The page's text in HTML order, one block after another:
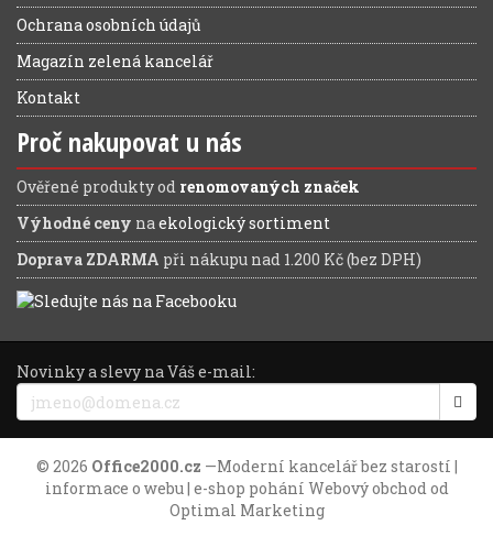
Ochrana osobních údajů
Magazín zelená kancelář
Kontakt
Proč nakupovat u nás
Ověřené produkty od renomovaných značek
Výhodné ceny na ekologický sortiment
Doprava ZDARMA při nákupu nad 1.200 Kč (bez DPH)
Novinky a slevy na Váš e-mail:
© 2026 Office2000.cz —Moderní kancelář bez starostí |
informace o webu| e-shop pohání Webový obchodod
Optimal Marketing